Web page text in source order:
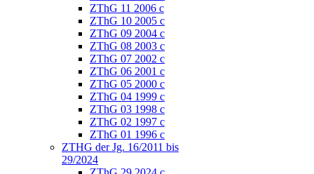
ZThG 11 2006 c
ZThG 10 2005 c
ZThG 09 2004 c
ZThG 08 2003 c
ZThG 07 2002 c
ZThG 06 2001 c
ZThG 05 2000 c
ZThG 04 1999 c
ZThG 03 1998 c
ZThG 02 1997 c
ZThG 01 1996 c
ZTHG der Jg. 16/2011 bis
29/2024